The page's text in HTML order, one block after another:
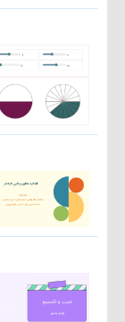
کارگاه